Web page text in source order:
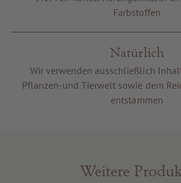
Farbstoffen
Natürlich
Wir verwenden ausschließlich
Pflanzen-und Tierwelt sowie dem
entstammen
Weitere